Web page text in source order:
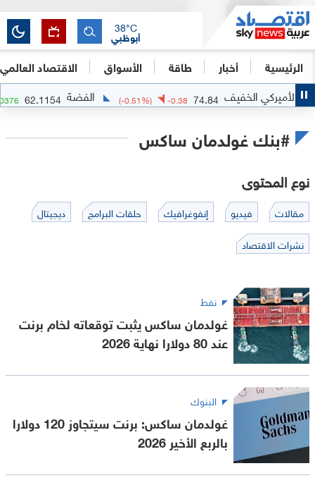
الرئيسية أخبار طاقة الأسواق الاقتصاد العالمي
أبوظبي
38°C
الخفيف 74.84
-0.38
-0.51%) الفضة 62.1154
+0.0376
%)
#بنك غولدمان ساكس
نوع المحتوى
مقالات فيديو إنفوغرافيك حلقات البرامج
ديجيتال
نشرات الاقتصاد
نفط
غولدمان ساكس يثبت توقعاته لخام برنت
عند 80 دولارا نهاية 2026
البنوك
غولدمان ساكس: برنت سيتجاوز 120 دولارا
بالربع الأخير 2026